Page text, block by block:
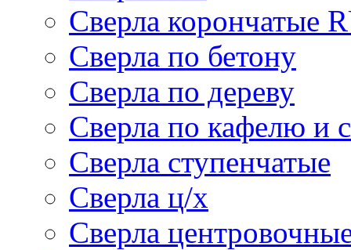
Сверла корончатые
Сверла по бетону
Сверла по дереву
Сверла по кафелю и
Сверла ступенчатые
Сверла ц/х
Сверла